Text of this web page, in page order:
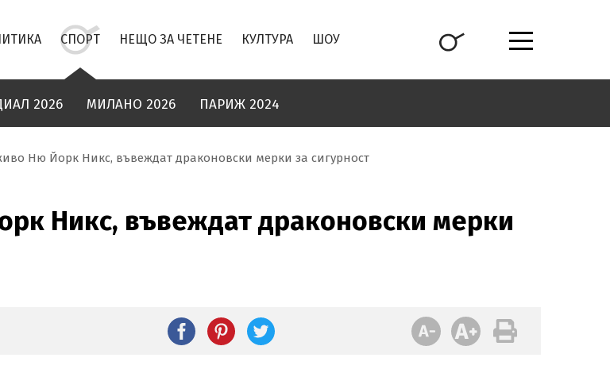
СПОРТ НЕЩО ЗА ЧЕТЕНЕ КУЛТУРА ШОУ
2026 МИЛАНО 2026 ПАРИЖ 2024
Ню Йорк Никс, въвеждат драконовски мерки за сигурност
Никс, въвеждат драконовски мерки